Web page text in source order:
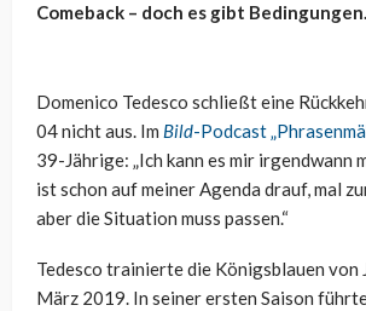
Comeback – doch es gibt Bedingungen.
Domenico Tedesco schließt eine
04 nicht aus. Im Bild-Podcast
39-Jährige: „Ich kann es mir irgendwann
ist schon auf meiner Agenda drauf, mal
aber die Situation muss passen.“
Tedesco trainierte die Königsblauen von
März 2019. In seiner ersten Saison